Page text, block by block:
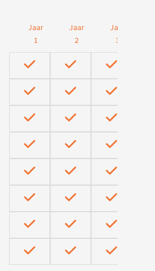
Jaar
1
Jaar
2
Jaar
3